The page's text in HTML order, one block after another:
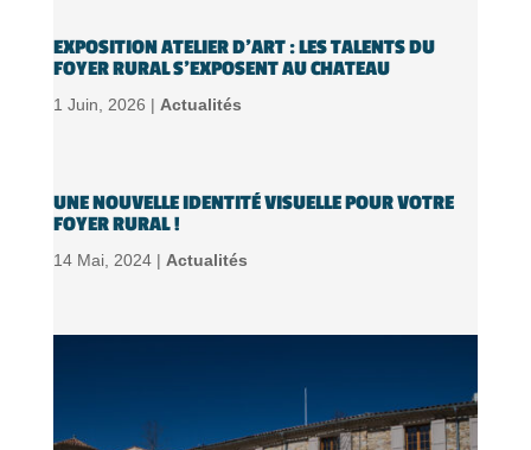
EXPOSITION ATELIER D’ART : LES TALENTS DU
FOYER RURAL S’EXPOSENT AU CHATEAU
1 Juin, 2026 | Actualités
UNE NOUVELLE IDENTITÉ VISUELLE POUR VOTRE
FOYER RURAL !
14 Mai, 2024 | Actualités